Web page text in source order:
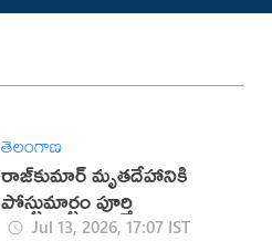
తెలంగాణ
రాజ్‌కుమార్‌ మృతదేహానికి
పోస్టుమార్టం పూర్తి
Jul 13, 2026, 17:07 IST